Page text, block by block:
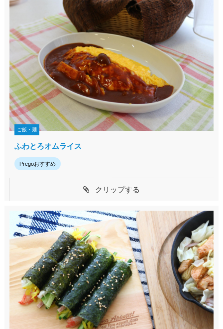
ご飯・麺
ふわとろオムライス
Pregoおすすめ
クリップする